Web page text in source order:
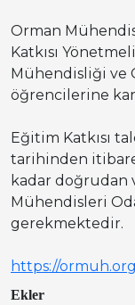
Orman
Katkısı
Mühendisliği ve
öğrencilerine
Eğitim Katkısı
tarihinden
kadar doğrudan
Mühendisleri
gerekmektedir.
https://
Ekler